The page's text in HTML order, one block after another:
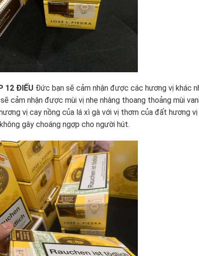
12 ĐIẾU Đức bạn sẽ cảm nhận được các hương vị khác
cảm nhận được mùi vị nhẹ nhàng thoang thoảng mùi
hương vị cay nồng của lá xì gà với vị thơm của đất hương
gây choáng ngợp cho người hút.